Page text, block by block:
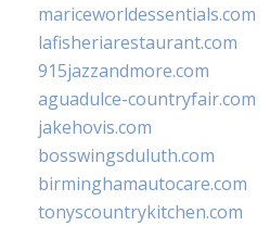
mariceworldessentials.com
lafisheriarestaurant.com
915jazzandmore.com
aguadulce-countryfair.com
jakehovis.com
bosswingsduluth.com
birminghamautocare.com
tonyscountrykitchen.com